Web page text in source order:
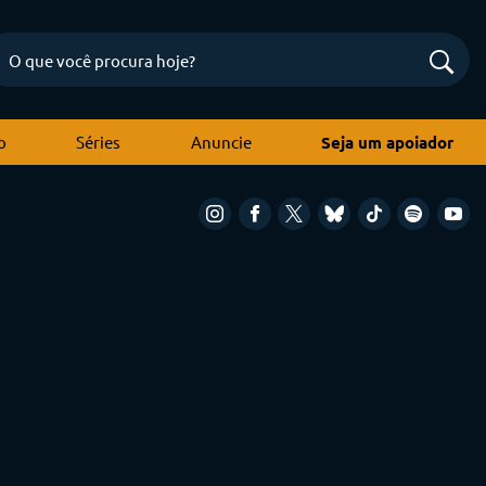
Séries Anuncie Seja um apoiador